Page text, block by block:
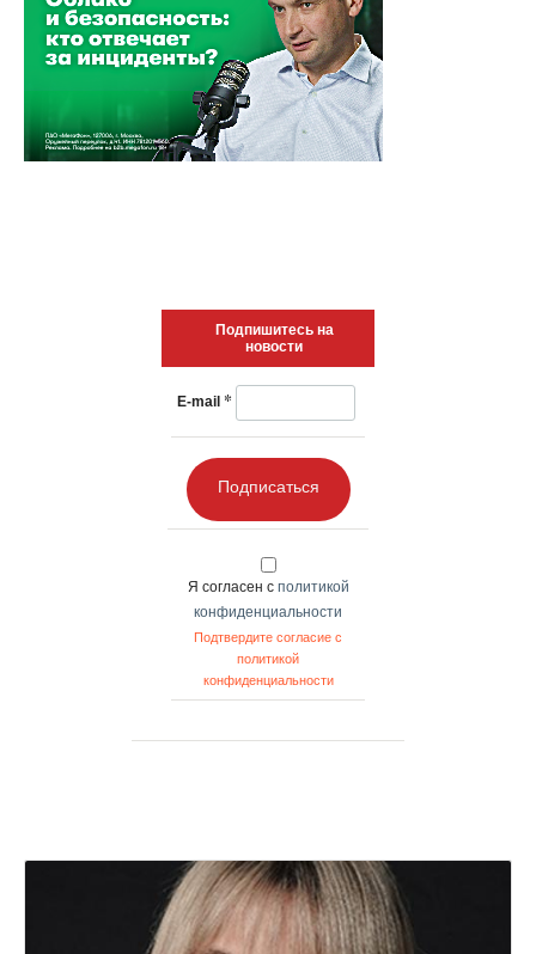
Подпишитесь на
новости
E-mail *
Подписаться
Я согласен с политикой
конфиденциальности
Подтвердите согласие с
политикой
конфиденциальности